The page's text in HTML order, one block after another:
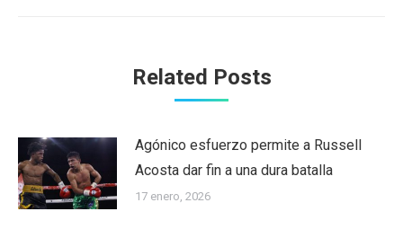
Related Posts
Agónico esfuerzo permite a Russell
Acosta dar fin a una dura batalla
17 enero, 2026